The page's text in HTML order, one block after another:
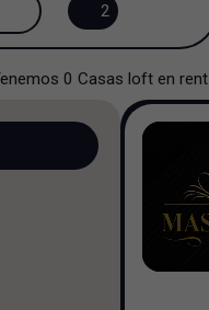
2
0 Casas loft en rent